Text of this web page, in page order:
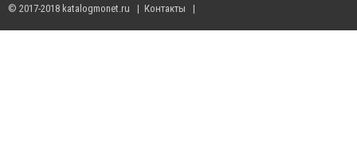
© 2017-2018 katalogmonet.ru | Контакты |